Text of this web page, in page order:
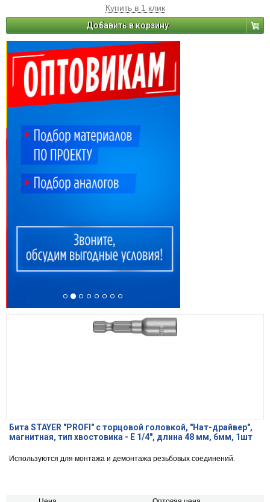
Купить в 1 клик
Добавить в корзину
Бита STAYER ″PROFI″ с торцовой головкой, ″Нат-драйвер″,
магнитная, тип хвостовика - E 1/4″, длина 48 мм, 6мм, 1шт
Используются для монтажа и демонтажа резьбовых соединений.